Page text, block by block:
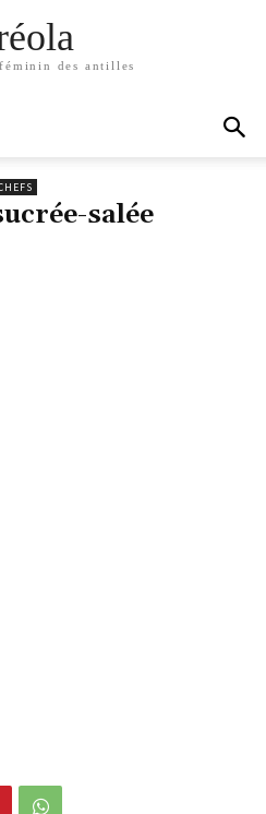
des antilles
salée